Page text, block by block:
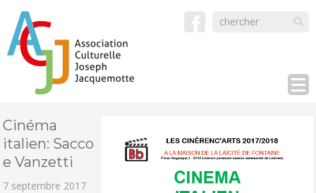
Cinéma
italien: Sacco
e Vanzetti
7 septembre 2017